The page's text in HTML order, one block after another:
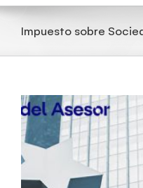
Impuesto sobre